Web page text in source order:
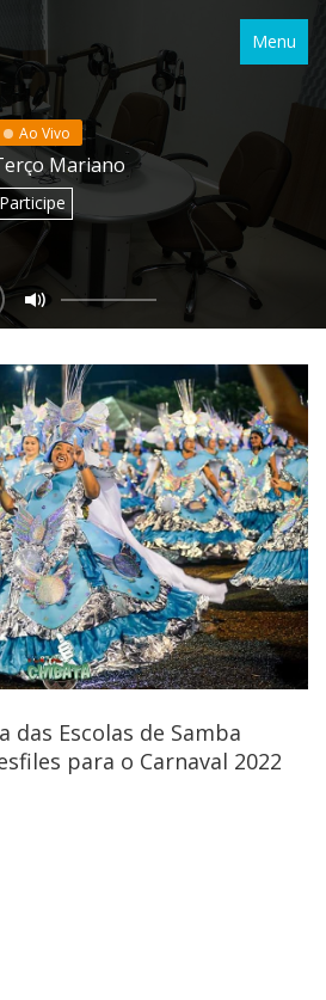
Menu
Ao Vivo
Mariano
Participe
das Escolas de Samba
para o Carnaval 2022